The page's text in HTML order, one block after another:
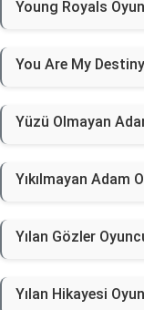
Young Royals
You Are My
Yüzü Olmayan
Yıkılmayan Adam
Yılan Gözler
Yılan Hikayesi